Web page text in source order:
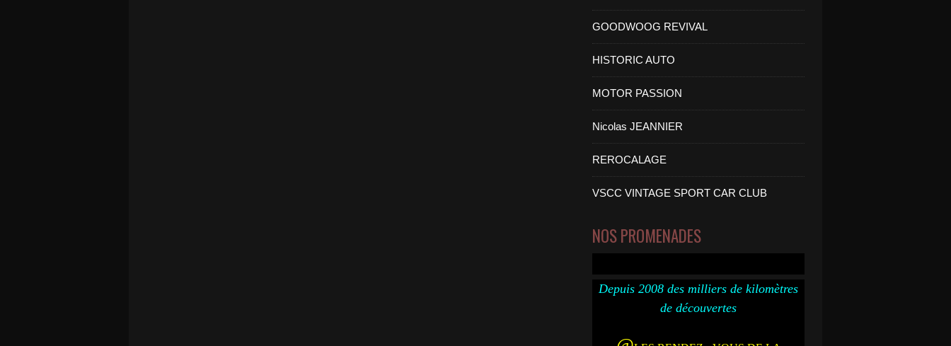
GOODWOOG REVIVAL
HISTORIC AUTO
MOTOR PASSION
Nicolas JEANNIER
REROCALAGE
VSCC VINTAGE SPORT CAR CLUB
NOS PROMENADES
Depuis 2008 des milliers de kilomètres
de découvertes